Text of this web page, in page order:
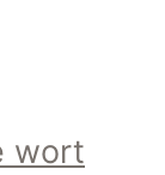
HOME
wort